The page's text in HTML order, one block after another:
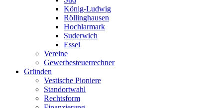
König-Ludwig
Röllinghausen
Hochlarmark
Suderwich
Essel
Vereine
Gewerbesteuerrechner
Gründen
Vestische Pioniere
Standortwahl
Rechtsform